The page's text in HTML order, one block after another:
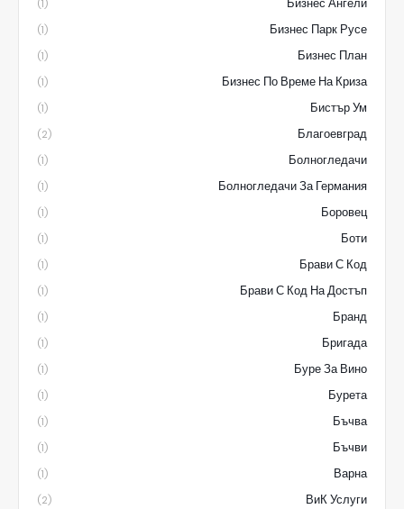
(1)
Бизнес Парк Русе
(1)
Бизнес План
(1)
Бизнес По Време На Криза
(1)
Бистър Ум
(1)
Благоевград
(2)
Болногледачи
(1)
Болногледачи За Германия
(1)
Боровец
(1)
Боти
(1)
Брави С Код
(1)
Брави С Код На Достъп
(1)
Бранд
(1)
Бригада
(1)
Буре За Вино
(1)
Бурета
(1)
Бъчва
(1)
Бъчви
(1)
Варна
(1)
ВиК Услуги
(2)